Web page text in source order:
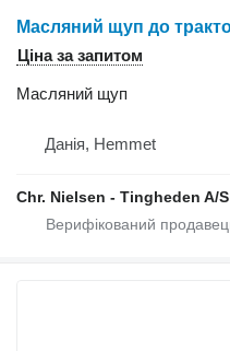
Ціна за запитом
Масляний щуп
Данія, Hemmet
Chr. Nielsen - Tingheden A/S